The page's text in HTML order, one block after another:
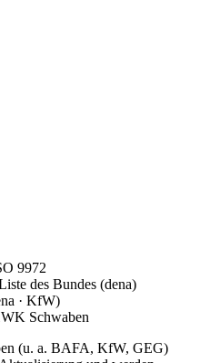
9972
des Bundes (dena)
· KfW)
Schwaben
(u. a. BAFA, KfW, GEG)